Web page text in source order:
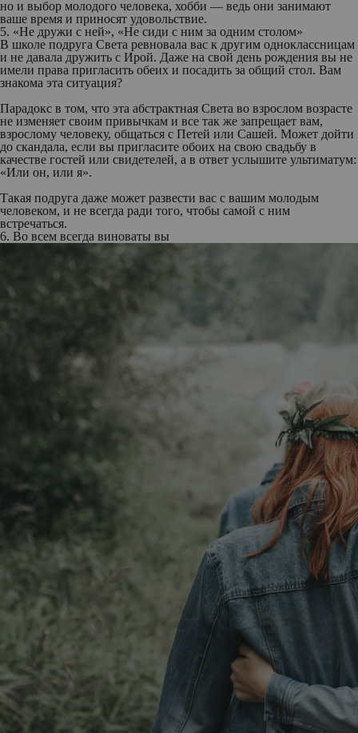
но и выбор молодого человека, хобби — ведь они занимают
ваше время и приносят удовольствие.
5. «Не дружи с ней», «Не сиди с ним за одним столом»
В школе подруга Света ревновала вас к другим одноклассницам
и не давала дружить с Ирой. Даже на свой день рождения вы не
имели права пригласить обеих и посадить за общий стол. Вам
знакома эта ситуация?
Парадокс в том, что эта абстрактная Света во взрослом возрасте
не изменяет своим привычкам и все так же запрещает вам,
взрослому человеку, общаться с Петей или Сашей. Может дойти
до скандала, если вы пригласите обоих на свою свадьбу в
качестве гостей или свидетелей, а в ответ услышите ультиматум:
«Или он, или я».
Такая подруга даже может развести вас с вашим молодым
человеком, и не всегда ради того, чтобы самой с ним
встречаться.
6. Во всем всегда виноваты вы